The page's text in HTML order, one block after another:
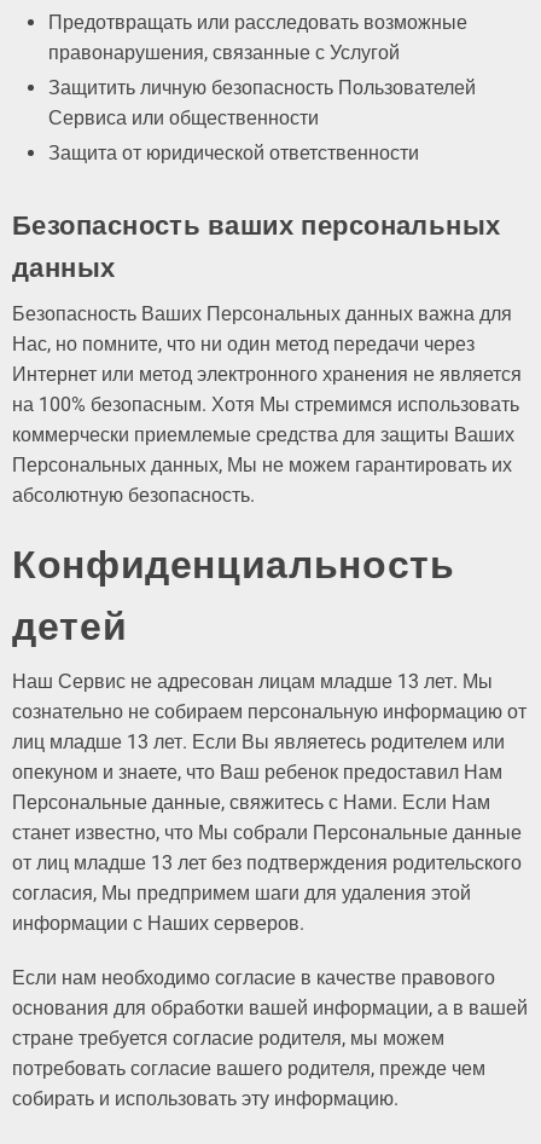
Предотвращать или расследовать возможные
правонарушения, связанные с Услугой
Защитить личную безопасность Пользователей
Сервиса или общественности
Защита от юридической ответственности
Безопасность ваших персональных
данных
Безопасность Ваших Персональных данных важна для
Нас, но помните, что ни один метод передачи через
Интернет или метод электронного хранения не является
на 100% безопасным. Хотя Мы стремимся использовать
коммерчески приемлемые средства для защиты Ваших
Персональных данных, Мы не можем гарантировать их
абсолютную безопасность.
Конфиденциальность
детей
Наш Сервис не адресован лицам младше 13 лет. Мы
сознательно не собираем персональную информацию от
лиц младше 13 лет. Если Вы являетесь родителем или
опекуном и знаете, что Ваш ребенок предоставил Нам
Персональные данные, свяжитесь с Нами. Если Нам
станет известно, что Мы собрали Персональные данные
от лиц младше 13 лет без подтверждения родительского
согласия, Мы предпримем шаги для удаления этой
информации с Наших серверов.
Если нам необходимо согласие в качестве правового
основания для обработки вашей информации, а в вашей
стране требуется согласие родителя, мы можем
потребовать согласие вашего родителя, прежде чем
собирать и использовать эту информацию.